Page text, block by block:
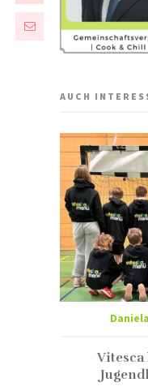
AUCH